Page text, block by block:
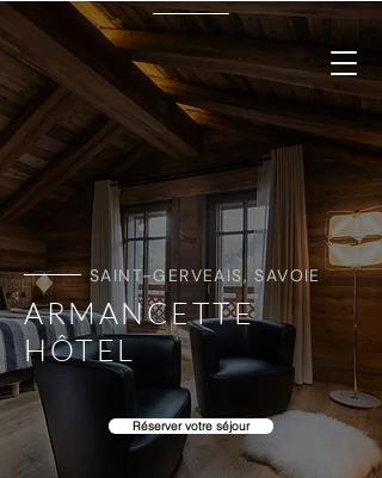
SAINT-GERVEAIS, SAVOIE
ARMANCETTE
HÔTEL
Réserver votre séjour